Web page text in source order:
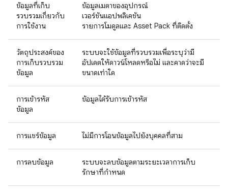
ข้อมูลที่เก็บ
รวบรวมเกี่ยวกับ
การใช้งาน
ข้อมูลเมตาของอุปกรณ์
เวอร์ชันแอปพลิเคชัน
รายการโมดูลและ Asset Pack ที่ติดตั้ง
วัตถุประสงค์ของ
การเก็บรวบรวม
ข้อมูล
ระบบจะใช้ข้อมูลที่รวบรวมเพื่อระบุว่ามี
อัปเดตให้ดาวน์โหลดหรือไม่ และคาดว่าจะมี
ขนาดเท่าใด
การเข้ารหัส
ข้อมูล
ข้อมูลได้รับการเข้ารหัส
การแชร์ข้อมูล ไม่มีการโอนข้อมูลไปยังบุคคลที่สาม
การลบข้อมูล
ระบบจะลบข้อมูลตามระยะเวลาการเก็บ
รักษาที่กําหนด